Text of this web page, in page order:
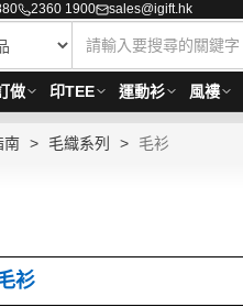
2360 1900 sales@igift.hk
做 印TEE 運動衫 風褸
南 毛織系列 毛衫
衫